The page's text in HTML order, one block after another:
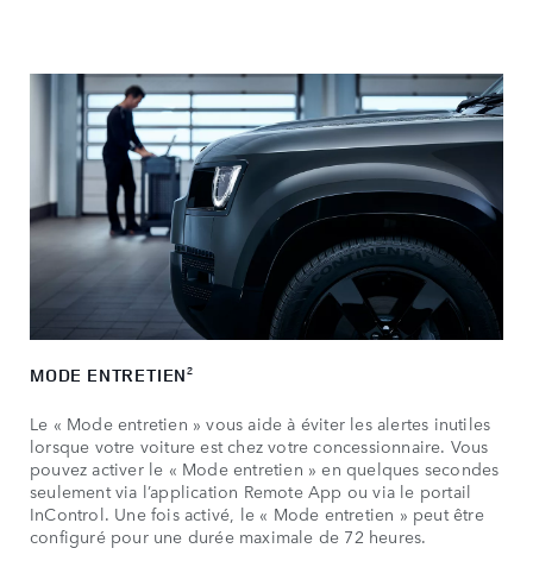
MODE ENTRETIEN2
Le « Mode entretien » vous aide à éviter les alertes inutiles
lorsque votre voiture est chez votre concessionnaire. Vous
pouvez activer le « Mode entretien » en quelques secondes
seulement via l’application Remote App ou via le portail
InControl. Une fois activé, le « Mode entretien » peut être
configuré pour une durée maximale de 72 heures.